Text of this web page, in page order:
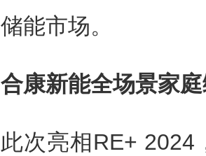
储能市场。
合康新能全场景家
此次亮相RE+ 2024